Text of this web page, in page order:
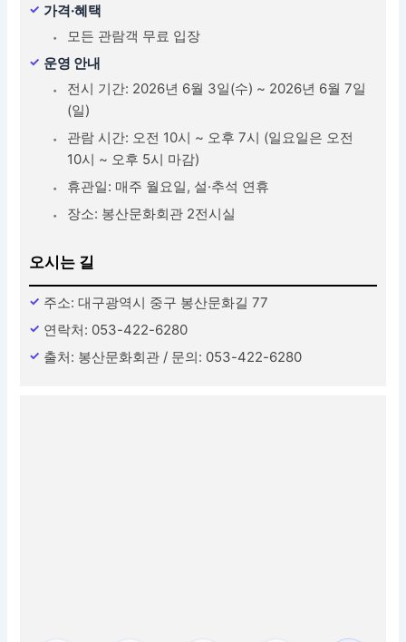
가격·혜택
모든 관람객 무료 입장
운영 안내
전시 기간: 2026년 6월 3일(수) ~ 2026년 6월 7일
(일)
관람 시간: 오전 10시 ~ 오후 7시 (일요일은 오전
10시 ~ 오후 5시 마감)
휴관일: 매주 월요일, 설·추석 연휴
장소: 봉산문화회관 2전시실
오시는 길
주소: 대구광역시 중구 봉산문화길 77
연락처: 053-422-6280
출처: 봉산문화회관 / 문의: 053-422-6280